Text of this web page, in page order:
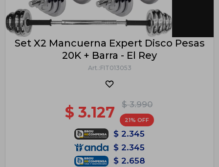
Set X2 Mancuerna Expert Disco Pesas
20K + Barra - El Rey
FIT013053
$ 3.990
$ 3.127 21
$ 2.345
$ 2.345
$ 2.658